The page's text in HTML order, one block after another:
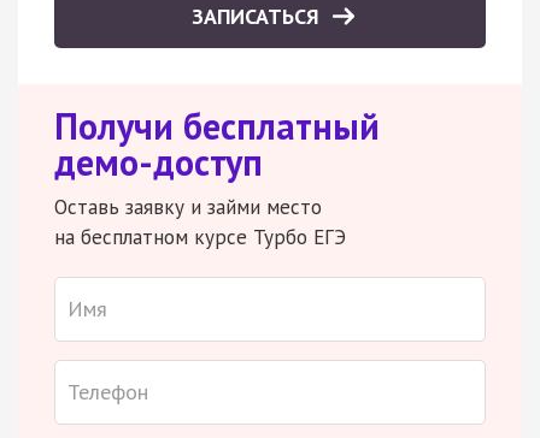
ЗАПИСАТЬСЯ
Получи бесплатный
демо-доступ
Оставь заявку и займи место
на бесплатном курсе Турбо ЕГЭ